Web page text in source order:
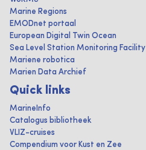
Marine Regions
EMODnet portaal
European Digital Twin Ocean
Sea Level Station Monitoring Facility
Mariene robotica
Marien Data Archief
Quick links
MarineInfo
Catalogus bibliotheek
VLIZ-cruises
Compendium voor Kust en Zee